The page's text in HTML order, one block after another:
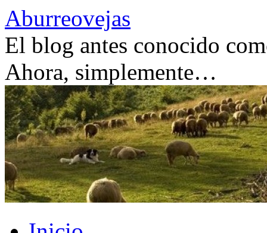
Saltar
al
contenido
Aburreovejas
El blog antes conocido
Ahora, simplemente…